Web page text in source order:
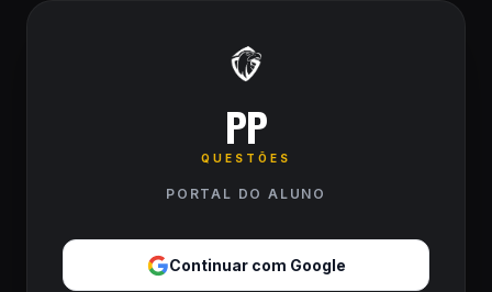
PP
QUESTÕES
PORTAL DO ALUNO
Continuar com Google